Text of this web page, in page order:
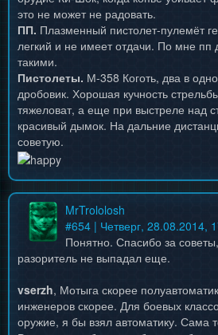
это не может не радовать.
ПП. Плазменный пистолет-пулемёт
легкий и не имеет отдачи. По мне
такими.
Пистолеты. М-358 Коготь, два в
дробовик. Хорошая кучность
тяжеловат, а еще при выстреле над
красивый дымок. На дальние
советую.
MrTrololosh
#654 | Четверг, 28.08.2014,
Понятно. Спасибо за
разоритель не выпадал еще.
vserzh, Мотыга скорее
инженеров скорее. Для боевых
оружие, я бы взял автоматику. Сама